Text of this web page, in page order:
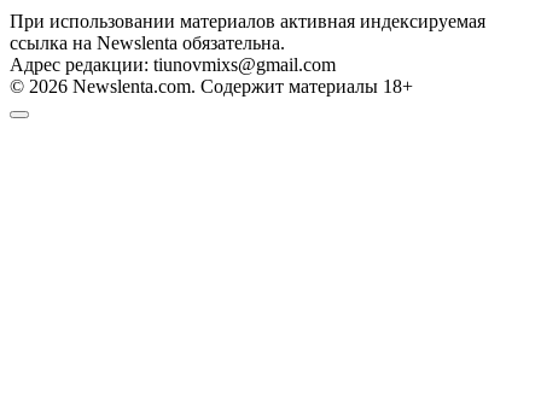
При использовании материалов активная индексируемая
ссылка на Newslenta обязательна.
Адрес редакции: tiunovmixs@gmail.com
© 2026 Newslenta.com. Содержит материалы 18+